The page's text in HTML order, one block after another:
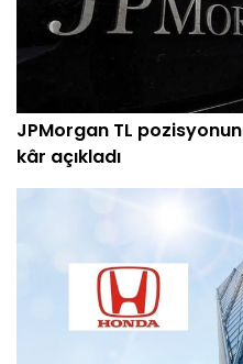
JPMorgan TL
kâr açıkladı